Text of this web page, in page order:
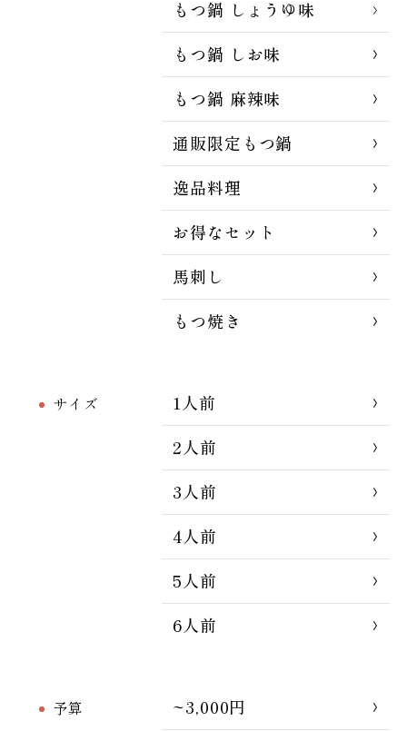
もつ鍋 しょうゆ味
もつ鍋 しお味
もつ鍋 麻辣味
通販限定もつ鍋
逸品料理
お得なセット
馬刺し
もつ焼き
サイズ
1人前
2人前
3人前
4人前
5人前
6人前
予算
~3,000円